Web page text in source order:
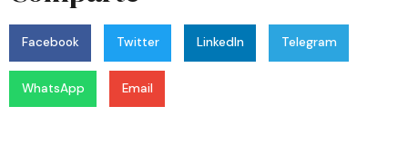
Facebook Twitter LinkedIn Telegram
WhatsApp Email